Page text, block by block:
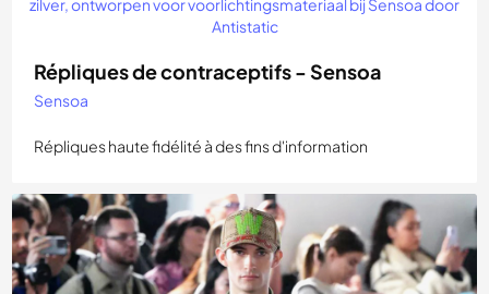
Répliques de contraceptifs - Sensoa
Sensoa
Répliques haute fidélité à des fins d'information